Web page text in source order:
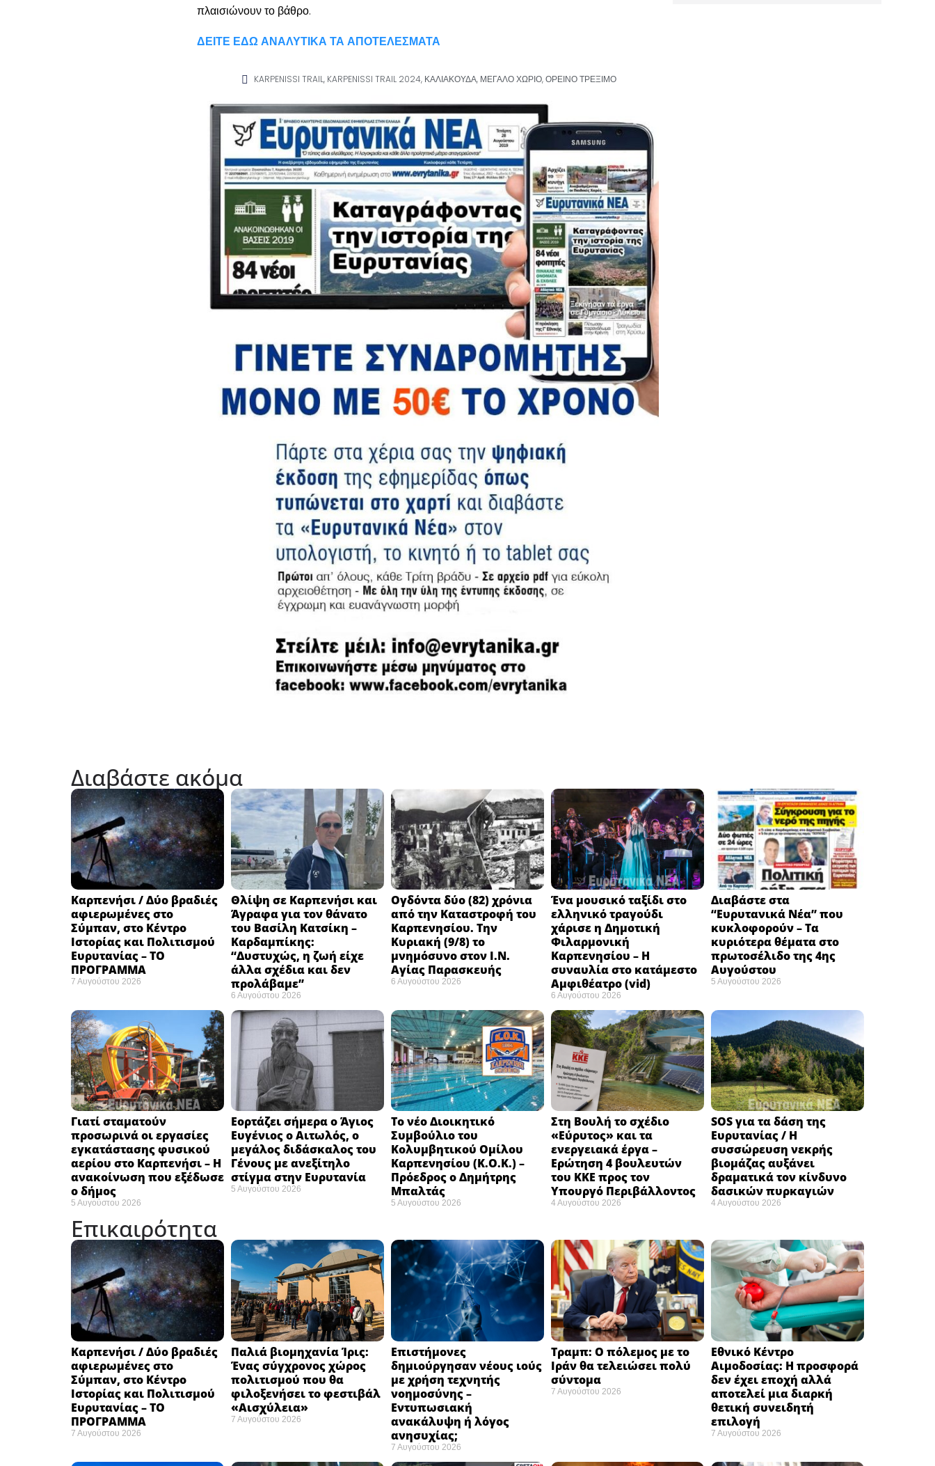
πλαισιώνουν το βάθρο.
ΔΕΙΤΕ ΕΔΩ ΑΝΑΛΥΤΙΚΑ ΤΑ ΑΠΟΤΕΛΕΣΜΑΤΑ
KARPENISSI TRAIL, KARPENISSI TRAIL 2024, ΚΑΛΙΑΚΟΥΔΑ, ΜΕΓΑΛΟ ΧΩΡΙΟ,ΟΡΕΙΝΟ ΤΡΕΞΙΜΟ
Διαβάστε ακόμα
Καρπενήσι / Δύο βραδιές
αφιερωμένες στο
Σύμπαν, στο Κέντρο
Ιστορίας και Πολιτισμού
Ευρυτανίας – ΤΟ
ΠΡΟΓΡΑΜΜΑ
7 Αυγούστου 2026
Θλίψη σε Καρπενήσι και
Άγραφα για τον θάνατο
του Βασίλη Κατσίκη –
Καρδαμπίκης:
“Δυστυχώς, η ζωή είχε
άλλα σχέδια και δεν
προλάβαμε”
6 Αυγούστου 2026
Ογδόντα δύο (82) χρόνια
από την Καταστροφή του
Καρπενησίου. Την
Κυριακή (9/8) το
μνημόσυνο στον Ι.Ν.
Αγίας Παρασκευής
6 Αυγούστου 2026
Ένα μουσικό ταξίδι στο
ελληνικό τραγούδι
χάρισε η Δημοτική
Φιλαρμονική
Καρπενησίου – Η
συναυλία στο κατάμεστο
Αμφιθέατρο (vid)
6 Αυγούστου 2026
Διαβάστε στα
“Ευρυτανικά Νέα” που
κυκλοφορούν – Τα
κυριότερα θέματα στο
πρωτοσέλιδο της 4ης
Αυγούστου
5 Αυγούστου 2026
Γιατί σταματούν
προσωρινά οι εργασίες
εγκατάστασης φυσικού
αερίου στο Καρπενήσι – Η
ανακοίνωση που εξέδωσε
ο δήμος
5 Αυγούστου 2026
Εορτάζει σήμερα ο Άγιος
Ευγένιος ο Αιτωλός, ο
μεγάλος διδάσκαλος του
Γένους με ανεξίτηλο
στίγμα στην Ευρυτανία
5 Αυγούστου 2026
Το νέο Διοικητικό
Συμβούλιο του
Κολυμβητικού Ομίλου
Καρπενησίου (Κ.Ο.Κ.) –
Πρόεδρος ο Δημήτρης
Μπαλτάς
5 Αυγούστου 2026
Στη Βουλή το σχέδιο
«Εύρυτος» και τα
ενεργειακά έργα –
Ερώτηση 4 βουλευτών
του ΚΚΕ προς τον
Υπουργό Περιβάλλοντος
4 Αυγούστου 2026
SOS για τα δάση της
Ευρυτανίας / Η
συσσώρευση νεκρής
βιομάζας αυξάνει
δραματικά τον κίνδυνο
δασικών πυρκαγιών
4 Αυγούστου 2026
Επικαιρότητα
Καρπενήσι / Δύο βραδιές
αφιερωμένες στο
Σύμπαν, στο Κέντρο
Ιστορίας και Πολιτισμού
Ευρυτανίας – ΤΟ
ΠΡΟΓΡΑΜΜΑ
7 Αυγούστου 2026
Παλιά βιομηχανία Ίρις:
Ένας σύγχρονος χώρος
πολιτισμού που θα
φιλοξενήσει το φεστιβάλ
«Αισχύλεια» ​
7 Αυγούστου 2026
Επιστήμονες
δημιούργησαν νέους ιούς
με χρήση τεχνητής
νοημοσύνης –
Εντυπωσιακή
ανακάλυψη ή λόγος
ανησυχίας; ​
7 Αυγούστου 2026
Τραμπ: Ο πόλεμος με το
Ιράν θα τελειώσει πολύ
σύντομα ​
7 Αυγούστου 2026
Εθνικό Κέντρο
Αιμοδοσίας: H προσφορά
δεν έχει εποχή αλλά
αποτελεί μια διαρκή
θετική συνειδητή
επιλογή ​
7 Αυγούστου 2026